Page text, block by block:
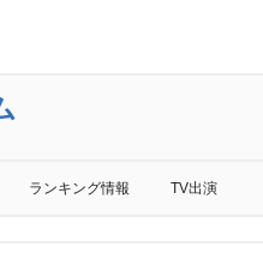
ランキング情報 TV出演